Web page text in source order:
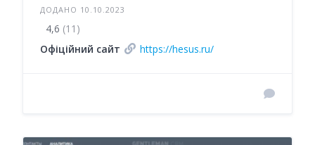
ДОДАНО 10.10.2023
4,6 (11)
Офіційний сайт
https://hesus.ru/